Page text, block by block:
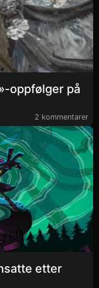
oppfølger på
2 kommentarer
etter